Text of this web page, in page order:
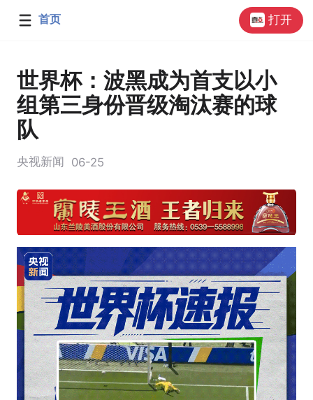
首页 打开
世界杯：波黑成为首支以小
组第三身份晋级淘汰赛的球
队
央视新闻 06-25